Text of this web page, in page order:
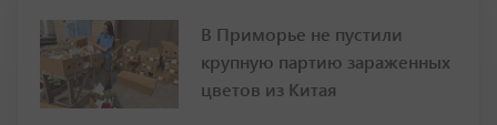
В Приморье не пустили
крупную партию зараженных
цветов из Китая